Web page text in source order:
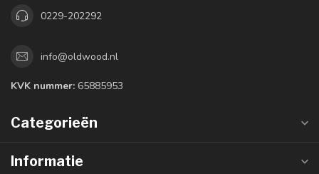
0229-202292
info@oldwood.nl
KVK nummer: 65885953
Categorieën
Informatie